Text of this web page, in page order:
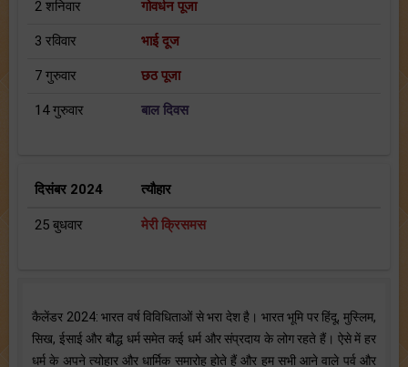
2 शनिवार गोवर्धन पूजा
3 रविवार भाई दूज
7 गुरुवार छठ पूजा
14 गुरुवार बाल दिवस
दिसंबर 2024 त्यौहार
25 बुधवार मेरी क्रिसमस
कैलेंडर 2024: भारत वर्ष विविधिताओं से भरा देश है। भारत भूमि पर हिंदू, मुस्लिम,
सिख, ईसाई और बौद्ध धर्म समेत कई धर्म और संप्रदाय के लोग रहते हैं। ऐसे में हर
धर्म के अपने त्योहार और धार्मिक समारोह होते हैं और हम सभी आने वाले पर्व और